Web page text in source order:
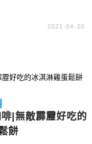
2021-04-20
|無敵霹靂好吃的
餅